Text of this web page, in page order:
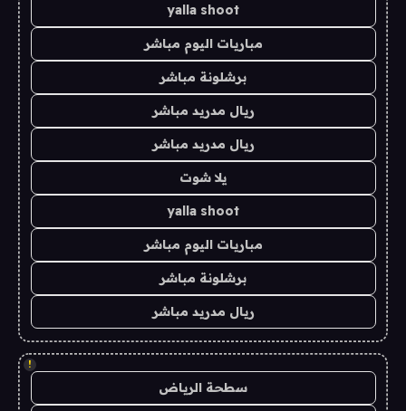
yalla shoot
مباريات اليوم مباشر
برشلونة مباشر
ريال مدريد مباشر
ريال مدريد مباشر
يلا شوت
yalla shoot
مباريات اليوم مباشر
برشلونة مباشر
ريال مدريد مباشر
!
سطحة الرياض